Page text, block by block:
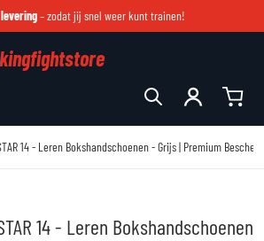
– zodat jij snel weer kunt trainen!
kingfightstore
14 - Leren Bokshandschoenen - Grijs | Premium
14 - Leren Bokshandschoenen